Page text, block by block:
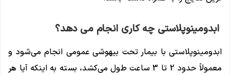
ابدومینوپلاستی چه کاری انجام می دهد؟
ابدومینوپلاستی با بیمار تحت بیهوشی عمومی انجام می‌شود و
معمولاً حدود 2 تا 3 ساعت طول می‌کشد، بسته به اینکه آیا هر